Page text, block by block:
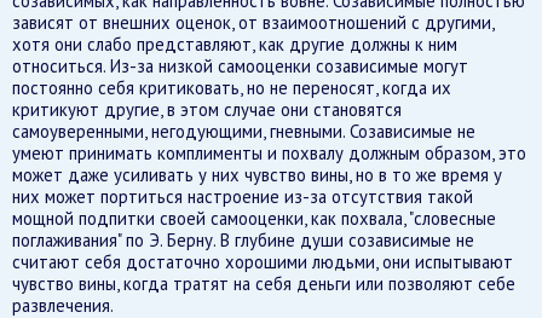
зависят от внешних оценок, от взаимоотношений с другими,
хотя они слабо представляют, как другие должны к ним
относиться. Из-за низкой самооценки созависимые могут
постоянно себя критиковать, но не переносят, когда их
критикуют другие, в этом случае они становятся
самоуверенными, негодующими, гневными. Созависимые не
умеют принимать комплименты и похвалу должным образом, это
может даже усиливать у них чувство вины, но в то же время у
них может портиться настроение из-за отсутствия такой
мощной подпитки своей самооценки, как похвала, "словесные
поглаживания" по Э. Берну. В глубине души созависимые не
считают себя достаточно хорошими людьми, они испытывают
чувство вины, когда тратят на себя деньги или позволяют себе
развлечения.